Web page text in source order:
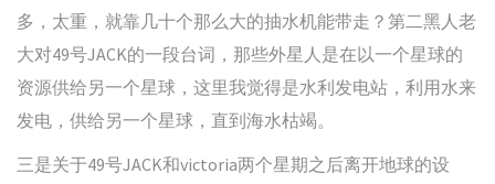
多，太重，就靠几十个那么大的抽水机能带走？第二黑人老
大对49号JACK的一段台词，那些外星人是在以一个星球的
资源供给另一个星球，这里我觉得是水利发电站，利用水来
发电，供给另一个星球，直到海水枯竭。
三是关于49号JACK和victoria两个星期之后离开地球的设